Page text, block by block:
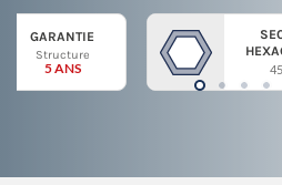
GARANTIE
Structure
5 ANS